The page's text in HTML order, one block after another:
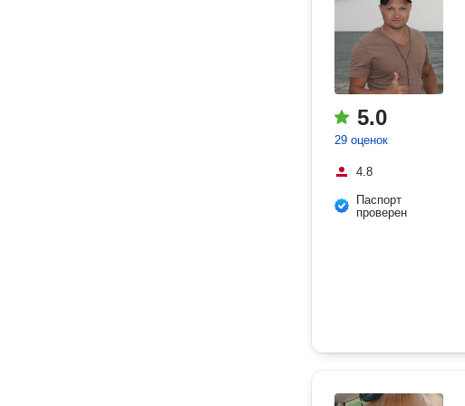
5.0
29 оценок
4.8
Паспорт
проверен